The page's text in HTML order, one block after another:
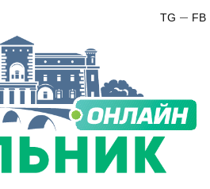
FB
TG